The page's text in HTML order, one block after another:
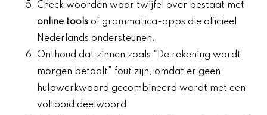
Check woorden waar twijfel over bestaat met
online tools of grammatica-apps die officieel
Nederlands ondersteunen.
Onthoud dat zinnen zoals “De rekening wordt
morgen betaalt” fout zijn, omdat er geen
hulpwerkwoord gecombineerd wordt met een
voltooid deelwoord.